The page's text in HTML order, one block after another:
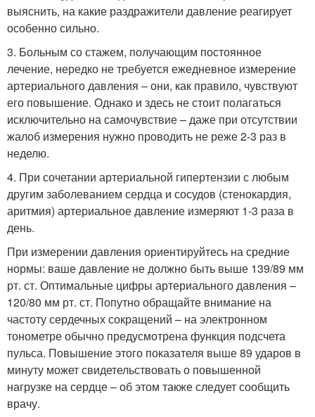
выяснить, на какие раздражители давление реагирует
особенно сильно.
3. Больным со стажем, получающим постоянное
лечение, нередко не требуется ежедневное измерение
артериального давления – они, как правило, чувствуют
его повышение. Однако и здесь не стоит полагаться
исключительно на самочувствие – даже при отсутствии
жалоб измерения нужно проводить не реже 2-3 раз в
неделю.
4. При сочетании артериальной гипертензии с любым
другим заболеванием сердца и сосудов (стенокардия,
аритмия) артериальное давление измеряют 1-3 раза в
день.
При измерении давления ориентируйтесь на средние
нормы: ваше давление не должно быть выше 139/89 мм
рт. ст. Оптимальные цифры артериального давления –
120/80 мм рт. ст. Попутно обращайте внимание на
частоту сердечных сокращений – на электронном
тонометре обычно предусмотрена функция подсчета
пульса. Повышение этого показателя выше 89 ударов в
минуту может свидетельствовать о повышенной
нагрузке на сердце – об этом также следует сообщить
врачу.